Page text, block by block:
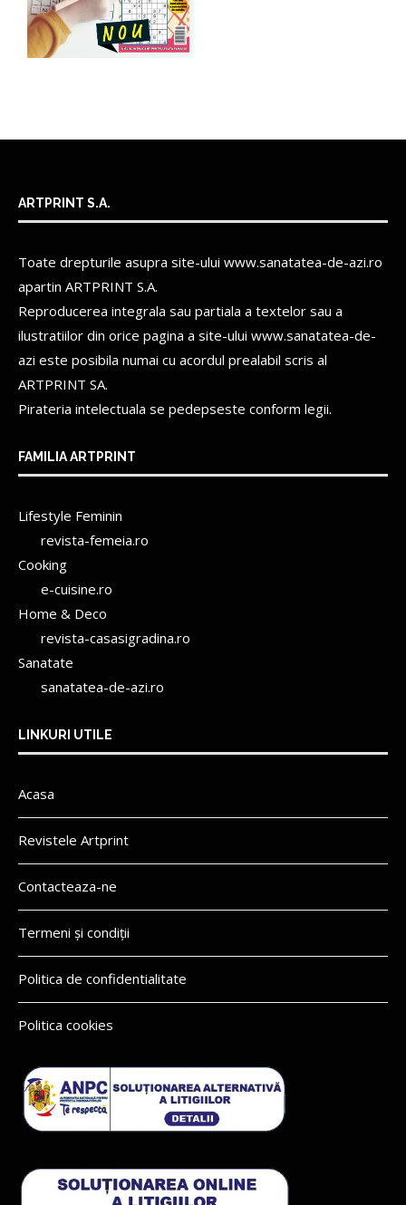
ARTPRINT S.A.
Toate drepturile asupra site-ului www.sanatatea-de-azi.ro
apartin ARTPRINT S.A.
Reproducerea integrala sau partiala a textelor sau a
ilustratiilor din orice pagina a site-ului www.sanatatea-de-
azi este posibila numai cu acordul prealabil scris al
ARTPRINT SA.
Pirateria intelectuala se pedepseste conform legii.
FAMILIA ARTPRINT
Lifestyle Feminin
revista-femeia.ro
Cooking
e-cuisine.ro
Home & Deco
revista-casasigradina.ro
Sanatate
sanatatea-de-azi.ro
LINKURI UTILE
Acasa
Revistele Artprint
Contacteaza-ne
Termeni și condiții
Politica de confidentialitate
Politica cookies